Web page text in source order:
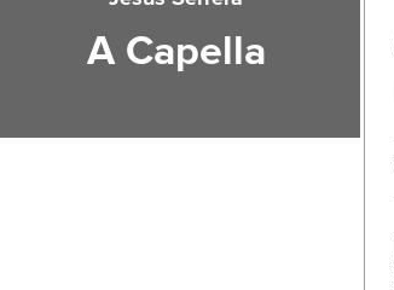
A Capella